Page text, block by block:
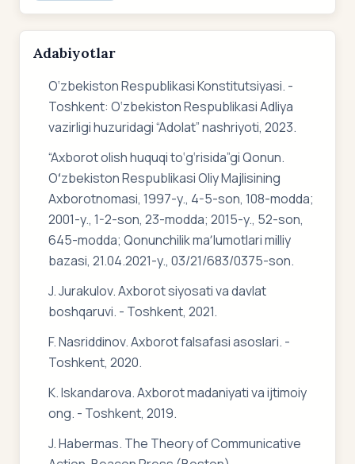
Adabiyotlar
O‘zbekiston Respublikasi Konstitutsiyasi. -
Toshkent: O‘zbekiston Respublikasi Adliya
vazirligi huzuridagi “Adolat” nashriyoti, 2023.
“Axborot olish huquqi to‘g‘risida”gi Qonun.
Oʻzbekiston Respublikasi Oliy Majlisining
Axborotnomasi, 1997-y., 4-5-son, 108-modda;
2001-y., 1-2-son, 23-modda; 2015-y., 52-son,
645-modda; Qonunchilik maʼlumotlari milliy
bazasi, 21.04.2021-y., 03/21/683/0375-son.
J. Jurakulov. Axborot siyosati va davlat
boshqaruvi. - Toshkent, 2021.
F. Nasriddinov. Axborot falsafasi asoslari. -
Toshkent, 2020.
K. Iskandarova. Axborot madaniyati va ijtimoiy
ong. - Toshkent, 2019.
J. Habermas. The Theory of Communicative